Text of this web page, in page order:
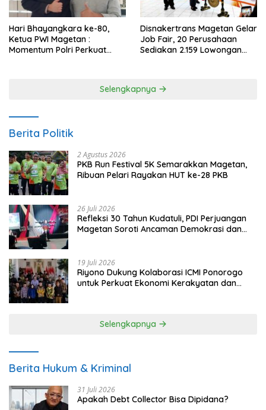
Hari Bhayangkara ke-80,
Ketua PWI Magetan :
Momentum Polri Perkuat
Disnakertrans Magetan Gelar
Job Fair, 20 Perusahaan
Sediakan 2.159 Lowongan
Selengkapnya
Berita Politik
2 Agustus 2026
PKB Run Festival 5K Semarakkan Magetan,
Ribuan Pelari Rayakan HUT ke-28 PKB
26 Juli 2026
Refleksi 30 Tahun Kudatuli, PDI Perjuangan
Magetan Soroti Ancaman Demokrasi dan
19 Juli 2026
Riyono Dukung Kolaborasi ICMI Ponorogo
untuk Perkuat Ekonomi Kerakyatan dan
Selengkapnya
Berita Hukum & Kriminal
31 Juli 2026
Apakah Debt Collector Bisa Dipidana?